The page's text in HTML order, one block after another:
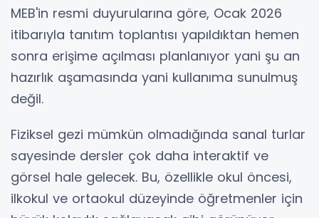
MEB'in resmi duyurularına göre, Ocak 2026
itibarıyla tanıtım toplantısı yapıldıktan hemen
sonra erişime açılması planlanıyor yani şu an
hazırlık aşamasında yani kullanıma sunulmuş
değil.
Fiziksel gezi mümkün olmadığında sanal turlar
sayesinde dersler çok daha interaktif ve
görsel hale gelecek. Bu, özellikle okul öncesi,
ilkokul ve ortaokul düzeyinde öğretmenler için